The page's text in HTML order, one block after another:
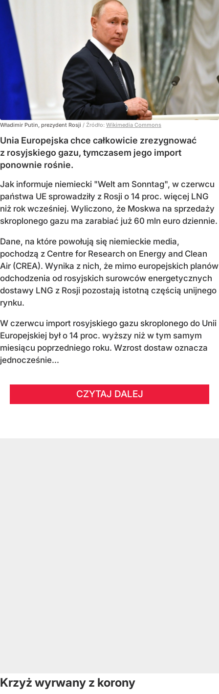
Władimir Putin, prezydent Rosji / Źródło: Wikimedia Commons
Unia Europejska chce całkowicie zrezygnować
z rosyjskiego gazu, tymczasem jego import
ponownie rośnie.
Jak informuje niemiecki "Welt am Sonntag", w czerwcu
państwa UE sprowadziły z Rosji o 14 proc. więcej LNG
niż rok wcześniej. Wyliczono, że Moskwa na sprzedaży
skroplonego gazu ma zarabiać już 60 mln euro dziennie.
Dane, na które powołują się niemieckie media,
pochodzą z Centre for Research on Energy and Clean
Air (CREA). Wynika z nich, że mimo europejskich planów
odchodzenia od rosyjskich surowców energetycznych
dostawy LNG z Rosji pozostają istotną częścią unijnego
rynku.
W czerwcu import rosyjskiego gazu skroplonego do Unii
Europejskiej był o 14 proc. wyższy niż w tym samym
miesiącu poprzedniego roku. Wzrost dostaw oznacza
jednocześnie...
CZYTAJ DALEJ
Krzyż wyrwany z korony